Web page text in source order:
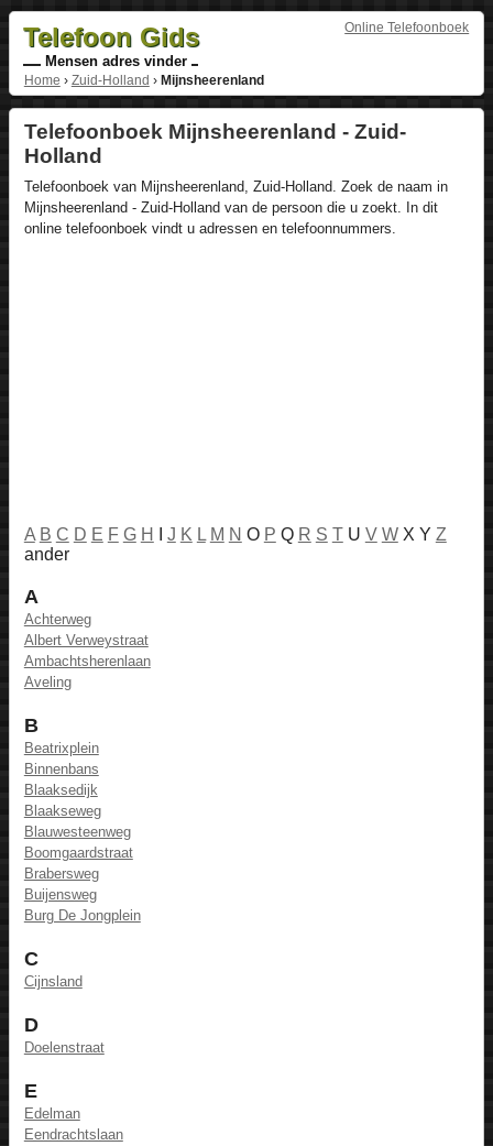
Online Telefoonboek
Telefoon Gids
Mensen adres vinder
Home › Zuid-Holland › Mijnsheerenland
Telefoonboek Mijnsheerenland - Zuid-
Holland
Telefoonboek van Mijnsheerenland, Zuid-Holland. Zoek de naam in
Mijnsheerenland - Zuid-Holland van de persoon die u zoekt. In dit
online telefoonboek vindt u adressen en telefoonnummers.
A B C D E F G H J K L M N O P Q R S T U V WX Y Z
ander
A
Achterweg
Albert Verweystraat
Ambachtsherenlaan
Aveling
B
Beatrixplein
Binnenbans
Blaaksedijk
Blaakseweg
Blauwesteenweg
Boomgaardstraat
Brabersweg
Buijensweg
Burg De Jongplein
C
Cijnsland
D
Doelenstraat
E
Edelman
Eendrachtslaan